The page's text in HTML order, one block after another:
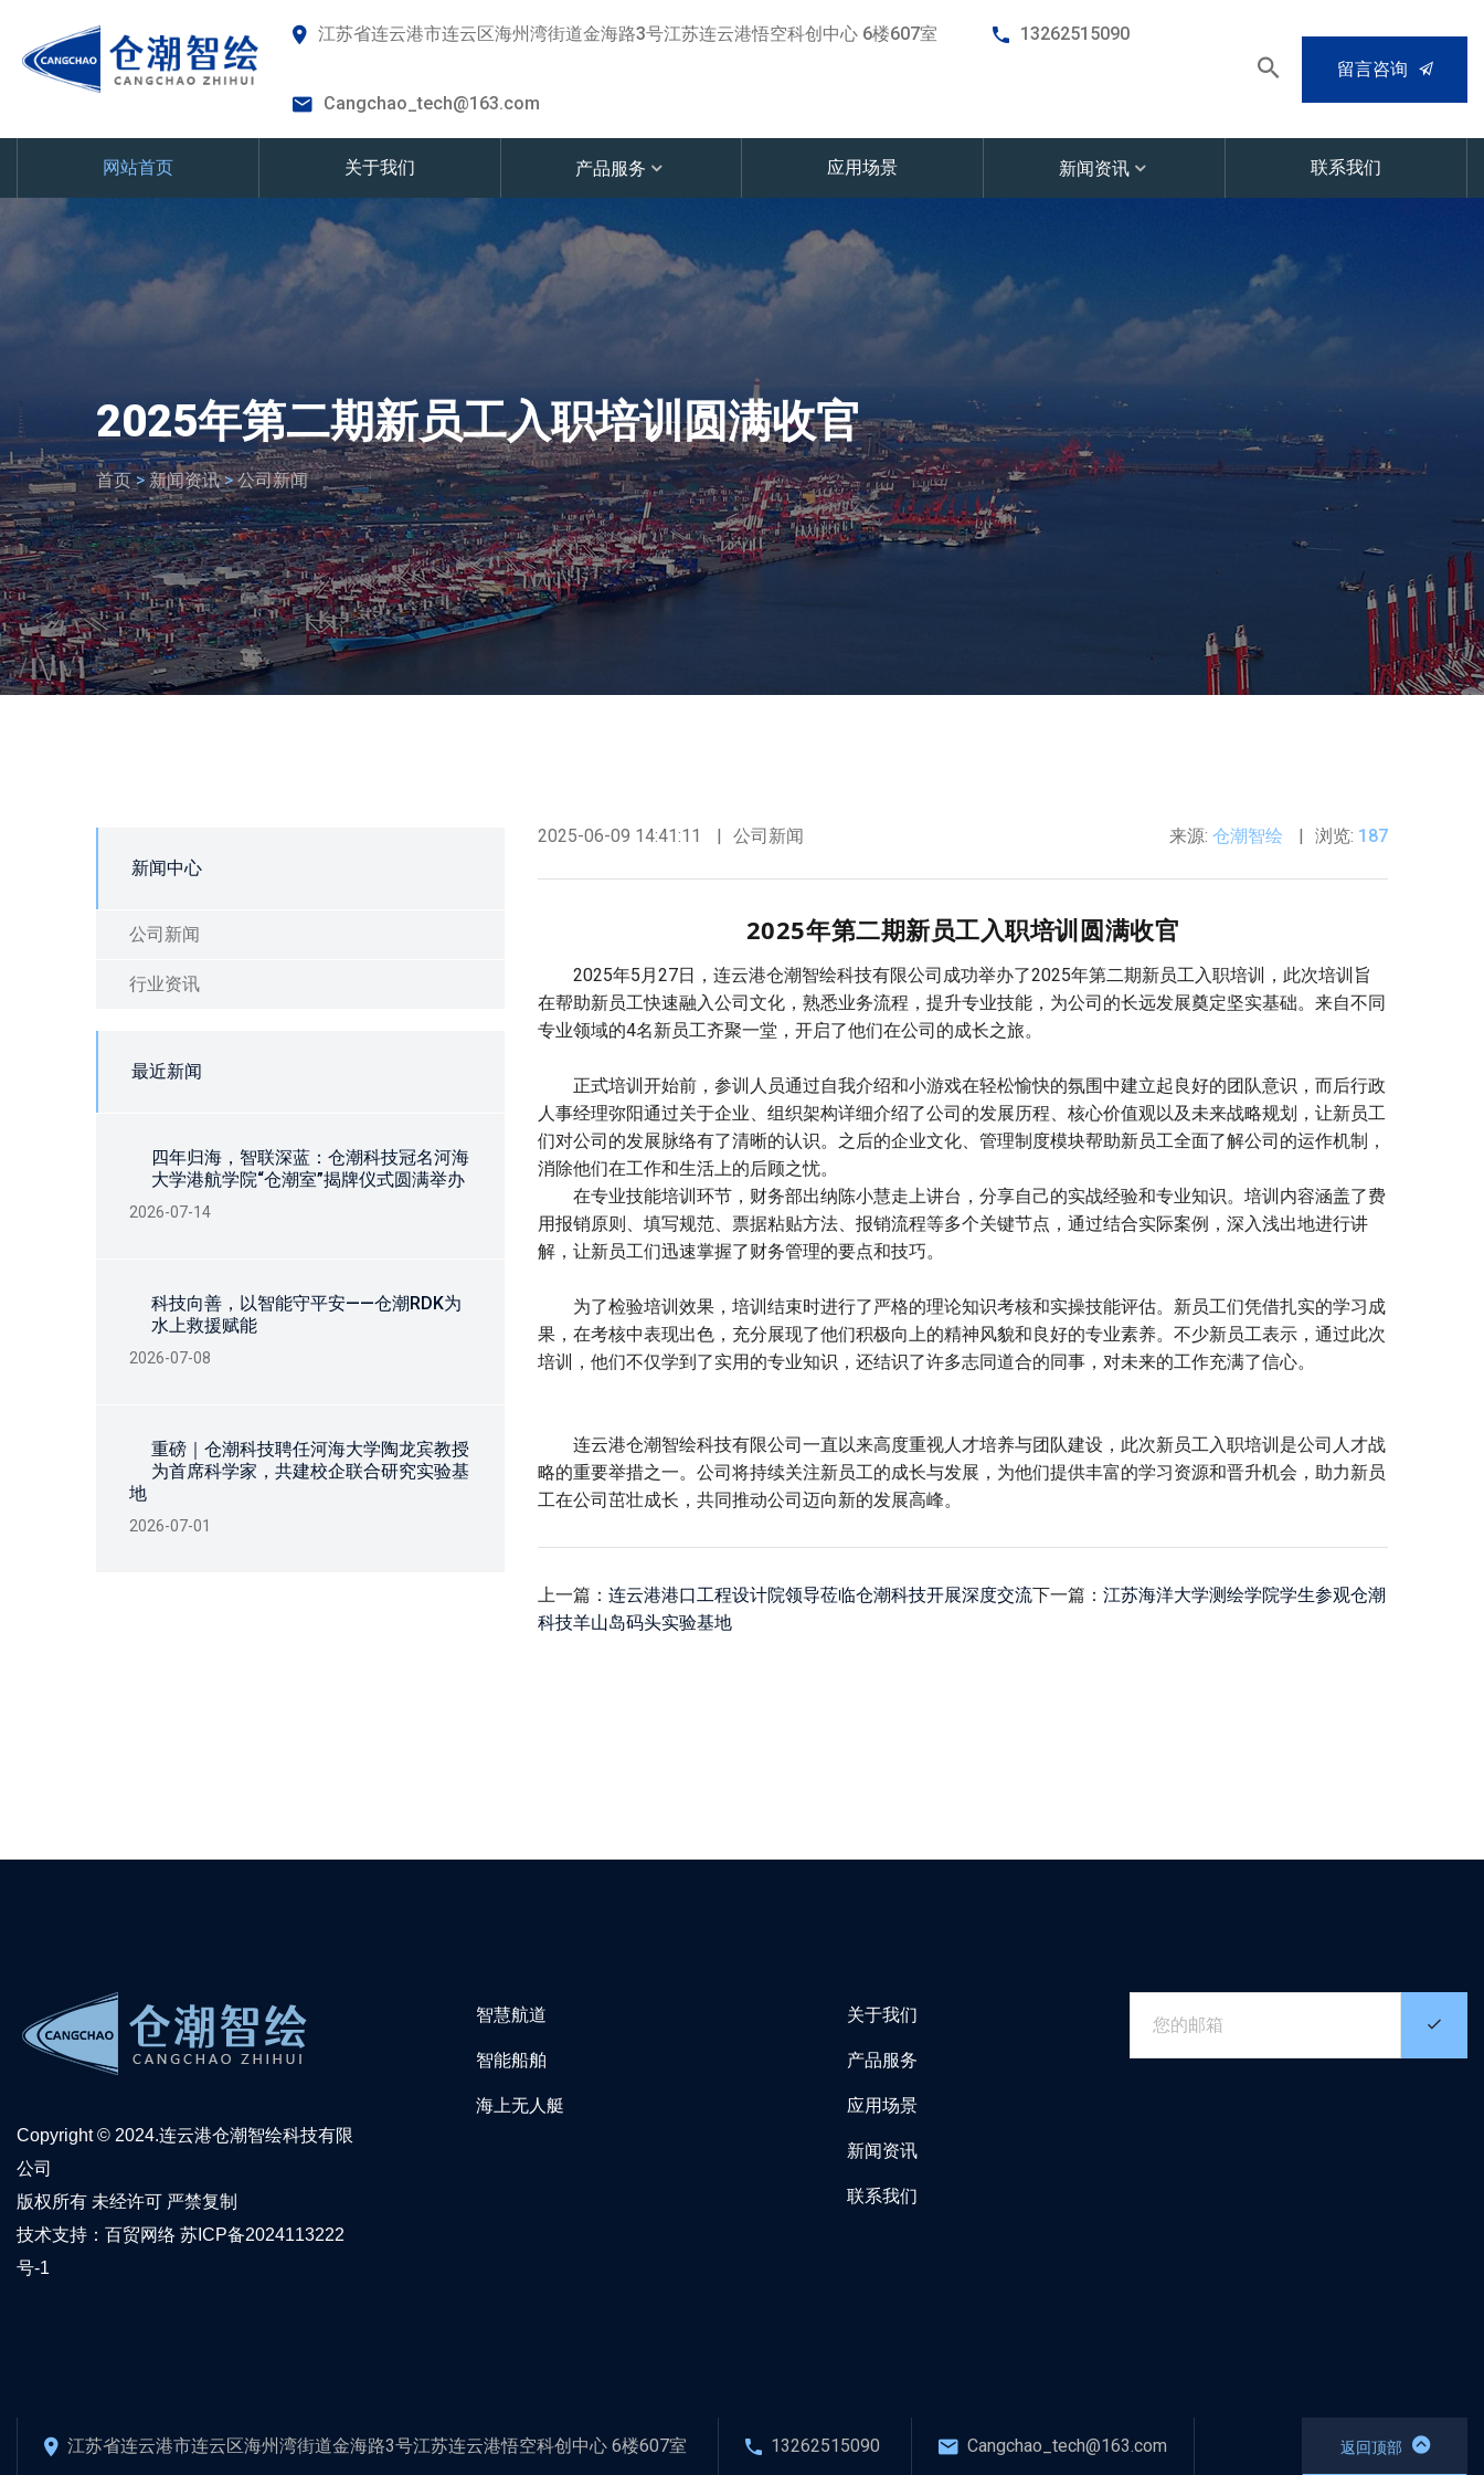
江苏省连云港市连云区海州湾街道金海路3号江苏连云港悟空科创中心 6楼607室 13262515090
Cangchao_tech@163.com
留言咨询
网站首页 关于我们 产品服务 应用场景 新闻资讯 联系我们
2025年第二期新员工入职培训圆满收官
首页> 新闻资讯>公司新闻
新闻中心
公司新闻
行业资讯
最近新闻
四年归海，智联深蓝：仓潮科技冠名河海
大学港航学院“仓潮室”揭牌仪式圆满举办
2026-07-14
科技向善，以智能守平安——仓潮RDK为
水上救援赋能
2026-07-08
重磅｜仓潮科技聘任河海大学陶龙宾教授
为首席科学家，共建校企联合研究实验基
地
2026-07-01
2025-06-09 14:41:11 公司新闻 来源: 仓潮智绘 浏览: 187
2025年第二期新员工入职培训圆满收官
2025年5月27日，连云港仓潮智绘科技有限公司成功举办了2025年第二期新员工入职培训，此次培训旨
在帮助新员工快速融入公司文化，熟悉业务流程，提升专业技能，为公司的长远发展奠定坚实基础。来自不同
专业领域的4名新员工齐聚一堂，开启了他们在公司的成长之旅。
正式培训开始前，参训人员通过自我介绍和小游戏在轻松愉快的氛围中建立起良好的团队意识，而后行政
人事经理弥阳通过关于企业、组织架构详细介绍了公司的发展历程、核心价值观以及未来战略规划，让新员工
们对公司的发展脉络有了清晰的认识。之后的企业文化、管理制度模块帮助新员工全面了解公司的运作机制，
消除他们在工作和生活上的后顾之忧。
在专业技能培训环节，财务部出纳陈小慧走上讲台，分享自己的实战经验和专业知识。培训内容涵盖了费
用报销原则、填写规范、票据粘贴方法、报销流程等多个关键节点，通过结合实际案例，深入浅出地进行讲
解，让新员工们迅速掌握了财务管理的要点和技巧。
为了检验培训效果，培训结束时进行了严格的理论知识考核和实操技能评估。新员工们凭借扎实的学习成
果，在考核中表现出色，充分展现了他们积极向上的精神风貌和良好的专业素养。不少新员工表示，通过此次
培训，他们不仅学到了实用的专业知识，还结识了许多志同道合的同事，对未来的工作充满了信心。
连云港仓潮智绘科技有限公司一直以来高度重视人才培养与团队建设，此次新员工入职培训是公司人才战
略的重要举措之一。公司将持续关注新员工的成长与发展，为他们提供丰富的学习资源和晋升机会，助力新员
工在公司茁壮成长，共同推动公司迈向新的发展高峰。
上一篇： 连云港港口工程设计院领导莅临仓潮科技开展深度交流下一篇： 江苏海洋大学测绘学院学生参观仓潮
科技羊山岛码头实验基地
Copyright © 2024.连云港仓潮智绘科技有限
公司
版权所有 未经许可 严禁复制
技术支持： 百贸网络 苏ICP备2024113222
号-1
智慧航道
智能船舶
海上无人艇
关于我们
产品服务
应用场景
新闻资讯
联系我们
江苏省连云港市连云区海州湾街道金海路3号江苏连云港悟空科创中心 6楼607室 13262515090 Cangchao_tech@163.com 返回顶部